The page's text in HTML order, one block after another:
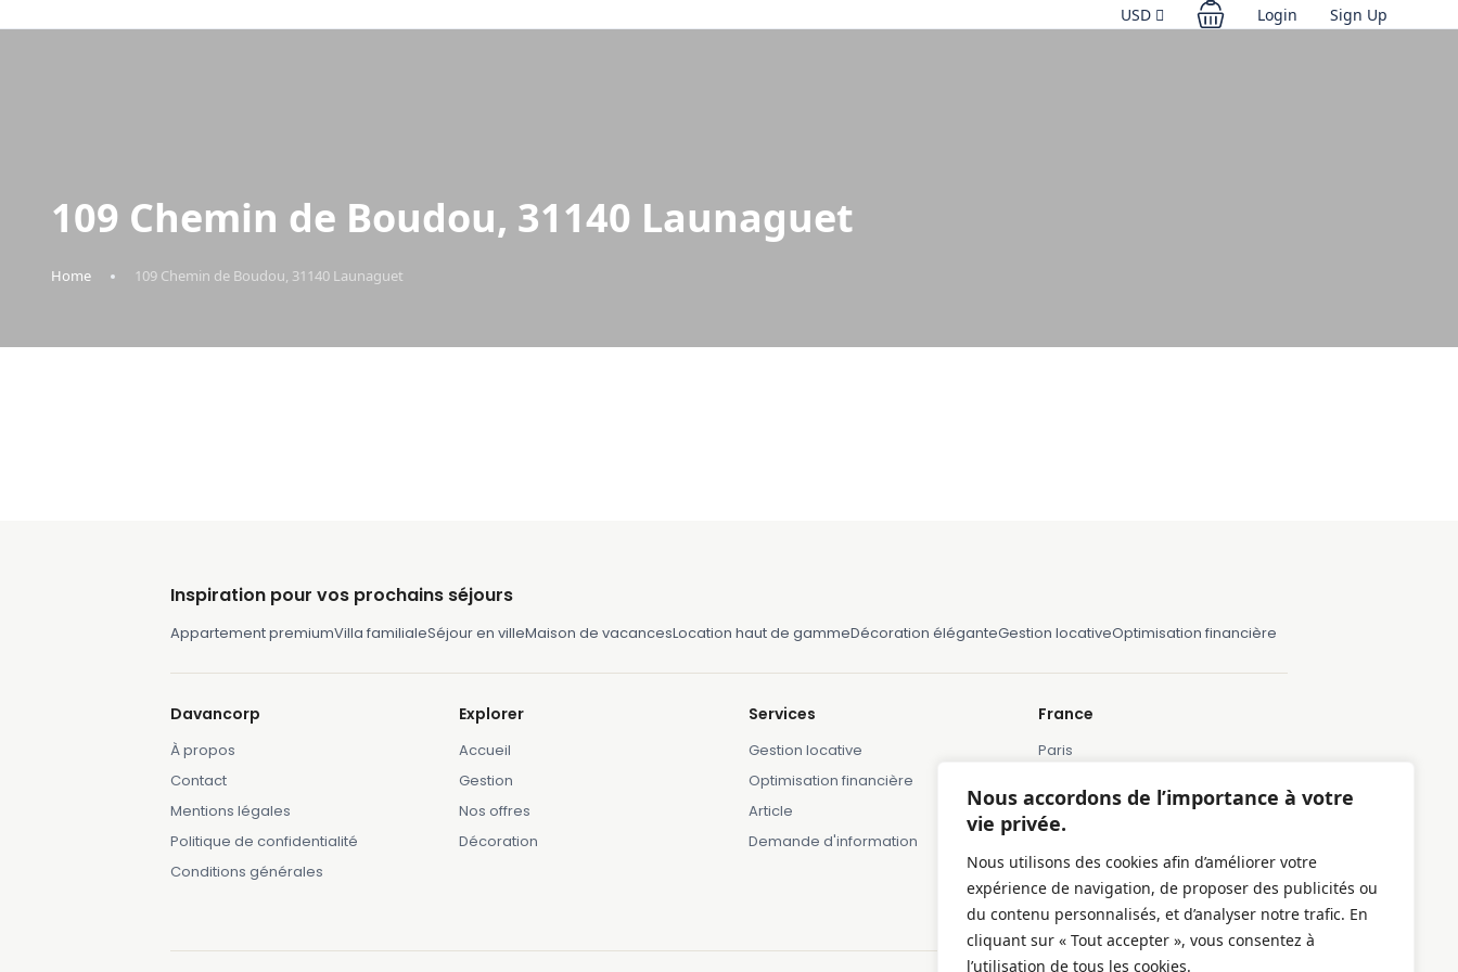
Nous accordons de l’importance à votre
vie privée.
Nous utilisons des cookies afin d’améliorer votre
expérience de navigation, de proposer des publicités ou
du contenu personnalisés, et d’analyser notre trafic. En
cliquant sur « Tout accepter », vous consentez à
l’utilisation de tous les cookies.
USD Login Sign Up
109 Chemin de Boudou, 31140 Launaguet
Home 109 Chemin de Boudou, 31140 Launaguet
Inspiration pour vos prochains séjours
Appartement premiumVilla familialeSéjour en villeMaison de vacancesLocation haut de gammeDécoration éléganteGestion locativeOptimisation financière
Davancorp
À propos
Contact
Mentions légales
Politique de confidentialité
Conditions générales
Explorer
Accueil
Gestion
Nos offres
Décoration
Services
Gestion locative
Optimisation financière
Article
Demande d'information
France
Paris
Lille
Bordeaux